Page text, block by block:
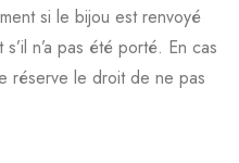
si le bijou est renvoyé
n’a pas été porté. En cas
réserve le droit de ne pas